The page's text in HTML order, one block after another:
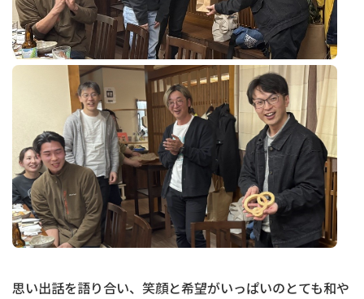
思い出話を語り合い、笑顔と希望がいっぱいのとても和や